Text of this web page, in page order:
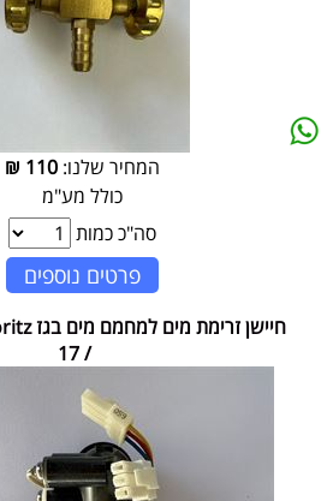
המחיר שלנו:110
₪
כולל מע"מ
סה"כ כמות
פרטים נוספים
/ 17